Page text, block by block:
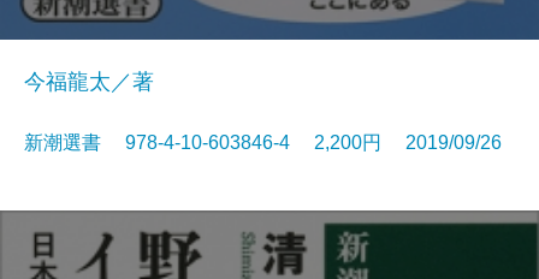
今福龍太／著
新潮選書 978-4-10-603846-4 2,200円 2019/09/26